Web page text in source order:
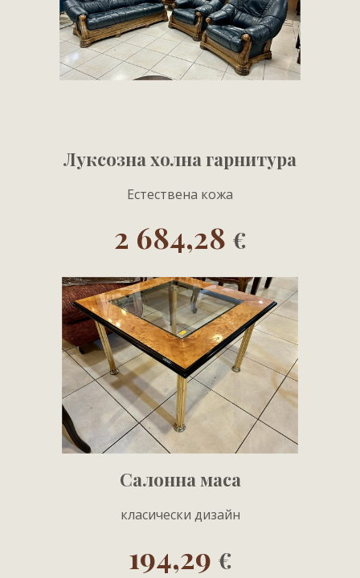
Луксозна холна гарнитура
Естествена кожа
2 684,28 €
Салонна маса
класически дизайн
194,29 €